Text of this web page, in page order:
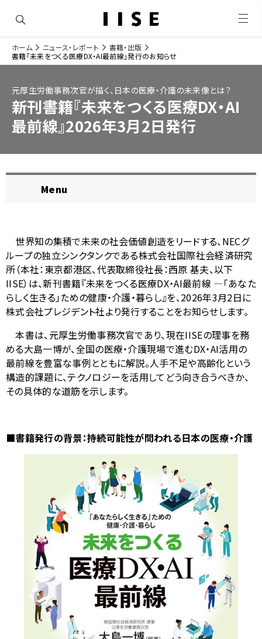
メ
ュ
開
ナ
ゲ
ー
サ
イ
内
現
を
表
示
し
い
ま
す
ホーム ニュース・レポート
書籍・出版
書籍「未来をつくる医療DX・AI最前線」発行のお知らせ
新刊書籍『未来をつくる医療DX・AI
最前線』2026年3月2日発行
元厚生労働事務次官が描く、日本の医療・介護の未来像とは？
カ
ル
ナ
ビ
ゲ
ー
シ
ョ
Menu
世界知の集積で未来の社会価値創造をリードする、NECグ
ループの独立シンクタンクである株式会社国際社会経済研究
所（本社：東京都港区、代表取締役社長：西原 基夫、以下
IISE）は、新刊書籍『未来をつくる医療DX・AI最前線 ―「あなた
らしく生きる」ための健康・介護・暮らし』を、2026年3月2日に
株式会社プレジデント社より発行することをお知らせします。
本書は、元厚生労働事務次官であり、現在IISEの理事を務
める大島一博が、全国の医療・介護現場で進むDX・AI活用の
最前線を豊富な事例とともに解説。人手不足や高齢化という
構造的課題に、テクノロジーを活用してどう向き合うべきか、
その具体的な道筋を示します。
■書籍発行の背景：持続可能性が問われる日本の医療・介護